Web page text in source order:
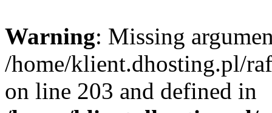
Warning: Missing
/home/klient.dhosting.pl/
on line 203 and defined in